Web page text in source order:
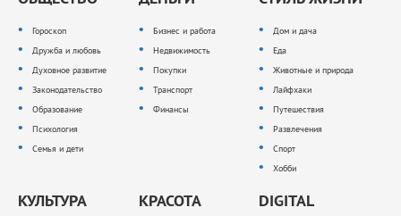
Гороскоп
Дружба и любовь
Духовное развитие
Законодательство
Образование
Психология
Семья и дети
Бизнес и работа
Недвижимость
Покупки
Транспорт
Финансы
Дом и дача
Еда
Животные и природа
Лайфхаки
Путешествия
Развлечения
Спорт
Хобби
КУЛЬТУРА КРАСОТА DIGITAL